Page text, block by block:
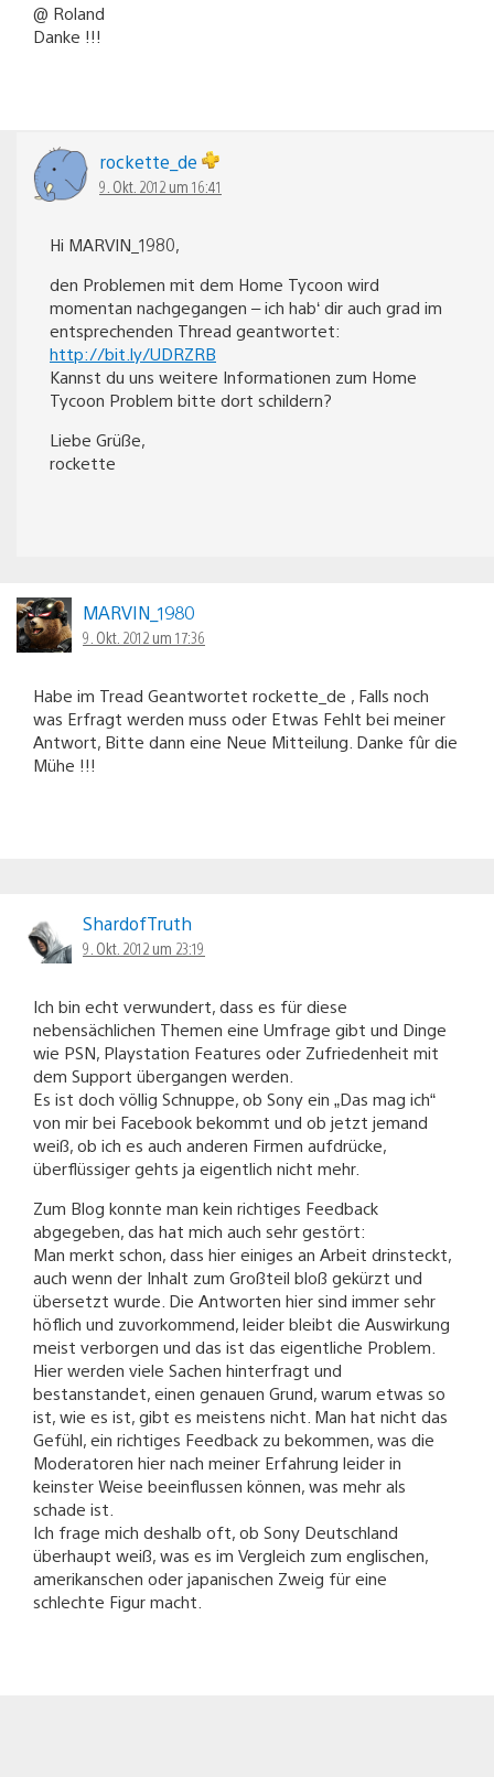
@ Roland
Danke !!!
rockette_de
9. Okt. 2012 um 16:41
Hi MARVIN_1980,
den Problemen mit dem Home Tycoon wird
momentan nachgegangen – ich hab‘ dir auch grad im
entsprechenden Thread geantwortet:
http://bit.ly/UDRZRB
Kannst du uns weitere Informationen zum Home
Tycoon Problem bitte dort schildern?
Liebe Grüße,
rockette
MARVIN_1980
9. Okt. 2012 um 17:36
Habe im Tread Geantwortet rockette_de , Falls noch
was Erfragt werden muss oder Etwas Fehlt bei meiner
Antwort, Bitte dann eine Neue Mitteilung. Danke fûr die
Mühe !!!
ShardofTruth
9. Okt. 2012 um 23:19
Ich bin echt verwundert, dass es für diese
nebensächlichen Themen eine Umfrage gibt und Dinge
wie PSN, Playstation Features oder Zufriedenheit mit
dem Support übergangen werden.
Es ist doch völlig Schnuppe, ob Sony ein „Das mag ich“
von mir bei Facebook bekommt und ob jetzt jemand
weiß, ob ich es auch anderen Firmen aufdrücke,
überflüssiger gehts ja eigentlich nicht mehr.
Zum Blog konnte man kein richtiges Feedback
abgegeben, das hat mich auch sehr gestört:
Man merkt schon, dass hier einiges an Arbeit drinsteckt,
auch wenn der Inhalt zum Großteil bloß gekürzt und
übersetzt wurde. Die Antworten hier sind immer sehr
höflich und zuvorkommend, leider bleibt die Auswirkung
meist verborgen und das ist das eigentliche Problem.
Hier werden viele Sachen hinterfragt und
bestanstandet, einen genauen Grund, warum etwas so
ist, wie es ist, gibt es meistens nicht. Man hat nicht das
Gefühl, ein richtiges Feedback zu bekommen, was die
Moderatoren hier nach meiner Erfahrung leider in
keinster Weise beeinflussen können, was mehr als
schade ist.
Ich frage mich deshalb oft, ob Sony Deutschland
überhaupt weiß, was es im Vergleich zum englischen,
amerikanschen oder japanischen Zweig für eine
schlechte Figur macht.